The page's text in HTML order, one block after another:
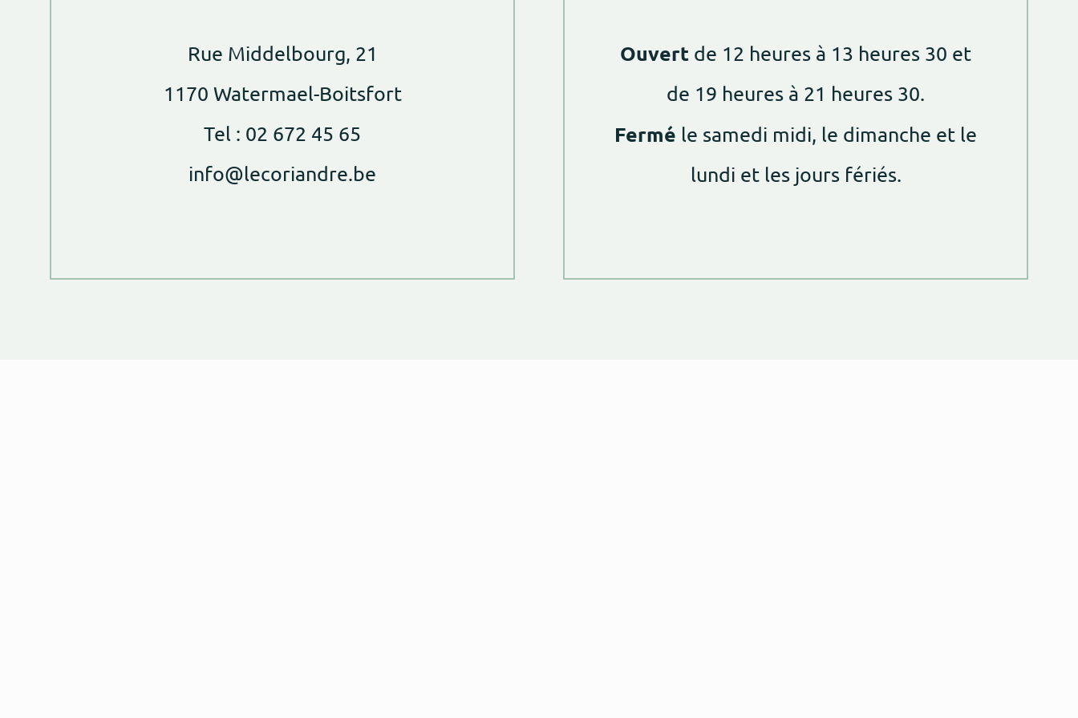
Rue Middelbourg, 21
1170 Watermael-Boitsfort
Tel : 02 672 45 65
info@lecoriandre.be
Ouvert de 12 heures à 13 heures 30 et
de 19 heures à 21 heures 30.
Fermé le samedi midi, le dimanche et le
lundi et les jours fériés.